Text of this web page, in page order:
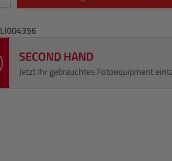
LI004356
SECOND HAND
Jetzt Ihr gebrauchtes Fotoequipment